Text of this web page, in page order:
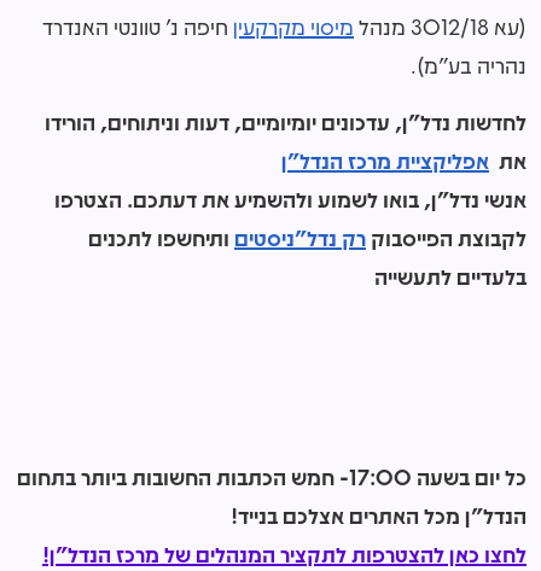
(עא 3012/18 מנהל
מיסוי מקרקעין חיפה נ' טוונטי האנדרד
נהריה בע"מ).
לחדשות נדל"ן, עדכונים יומיומיים, דעות וניתוחים, הורידו
את אפליקציית מרכז הנדל"ן
אנשי נדל"ן, בואו לשמוע ולהשמיע את דעתכם. הצטרפו
לקבוצת הפייסבוק רק נדל"ניסטים ותיחשפו לתכנים
בלעדיים לתעשייה
כל יום בשעה 17:00- חמש הכתבות החשובות ביותר בתחום
הנדל"ן מכל האתרים אצלכם בנייד!
לחצו כאן להצטרפות לתקציר המנהלים של מרכז הנדל"ן!